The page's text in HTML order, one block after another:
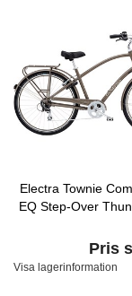
Electra Townie
EQ Step-Over
Pris
Visa lagerinformation